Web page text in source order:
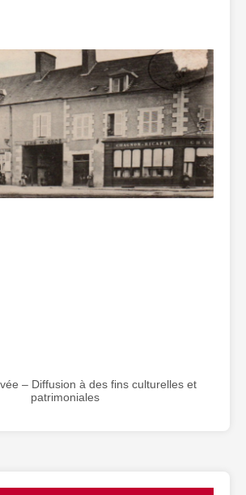
– Diffusion à des fins culturelles et
patrimoniales